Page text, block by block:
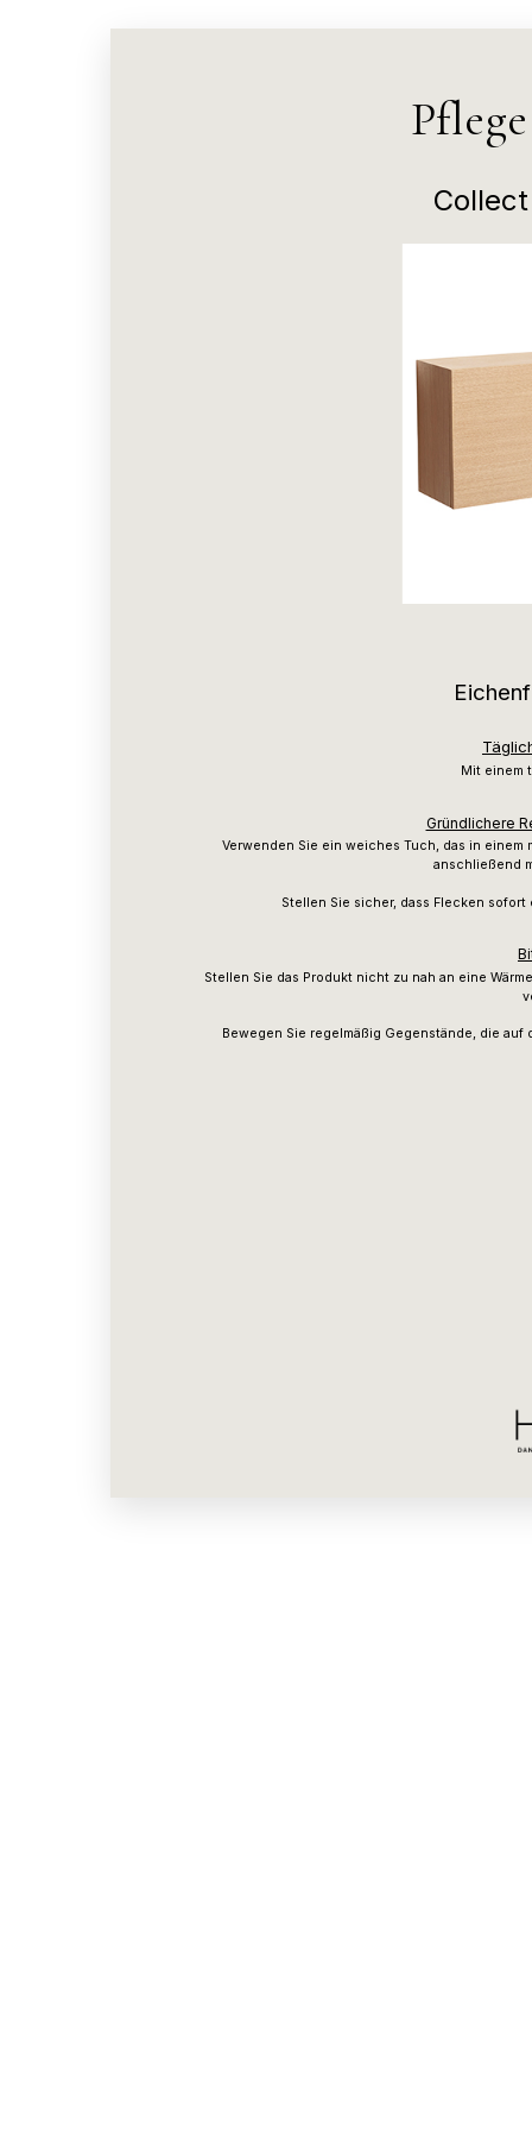
Mit einem
Gründlichere
Verwenden Sie ein weiches Tuch, das in
anschließend
Stellen Sie sicher, dass Flecken
Stellen Sie das Produkt nicht zu nah an eine
Bewegen Sie regelmäßig Gegenstände, die